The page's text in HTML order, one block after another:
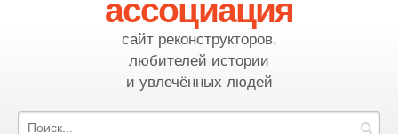
ассоциация
сайт реконструкторов,
любителей истории
и увлечённых людей